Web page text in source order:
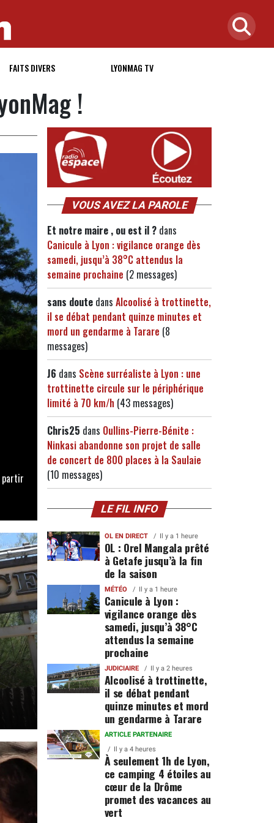
FAITS DIVERS LYONMAG TV
!
partir
VOUS AVEZ LA PAROLE
Et notre maire , ou est il ? dans
Canicule à Lyon : vigilance orange dès
samedi, jusqu’à 38°C attendus la
semaine prochaine (2 messages)
sans doute dans Alcoolisé à trottinette,
il se débat pendant quinze minutes et
mord un gendarme à Tarare (8
messages)
J6 dans Scène surréaliste à Lyon : une
trottinette circule sur le périphérique
limité à 70 km/h (43 messages)
Chris25 dans Oullins-Pierre-Bénite :
Ninkasi abandonne son projet de salle
de concert de 800 places à la Saulaie
(10 messages)
LE FIL INFO
OL EN DIRECT Il y a 1 heure
OL : Orel Mangala prêté
à Getafe jusqu’à la fin
de la saison
MÉTÉO Il y a 1 heure
Canicule à Lyon :
vigilance orange dès
samedi, jusqu’à 38°C
attendus la semaine
prochaine
JUDICIAIRE Il y a 2 heures
Alcoolisé à trottinette,
il se débat pendant
quinze minutes et mord
un gendarme à Tarare
ARTICLE PARTENAIRE
Il y a 4 heures
À seulement 1h de Lyon,
ce camping 4 étoiles au
cœur de la Drôme
promet des vacances au
vert